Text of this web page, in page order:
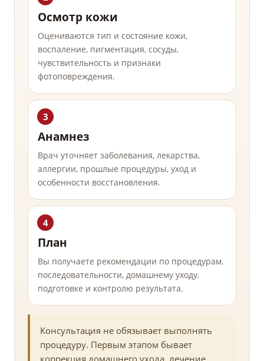
Осмотр кожи
Оцениваются тип и состояние кожи,
воспаление, пигментация, сосуды,
чувствительность и признаки
фотоповреждения.
Анамнез
Врач уточняет заболевания, лекарства,
аллергии, прошлые процедуры, уход и
особенности восстановления.
План
Вы получаете рекомендации по процедурам,
последовательности, домашнему уходу,
подготовке и контролю результата.
Консультация не обязывает выполнять
процедуру. Первым этапом бывает